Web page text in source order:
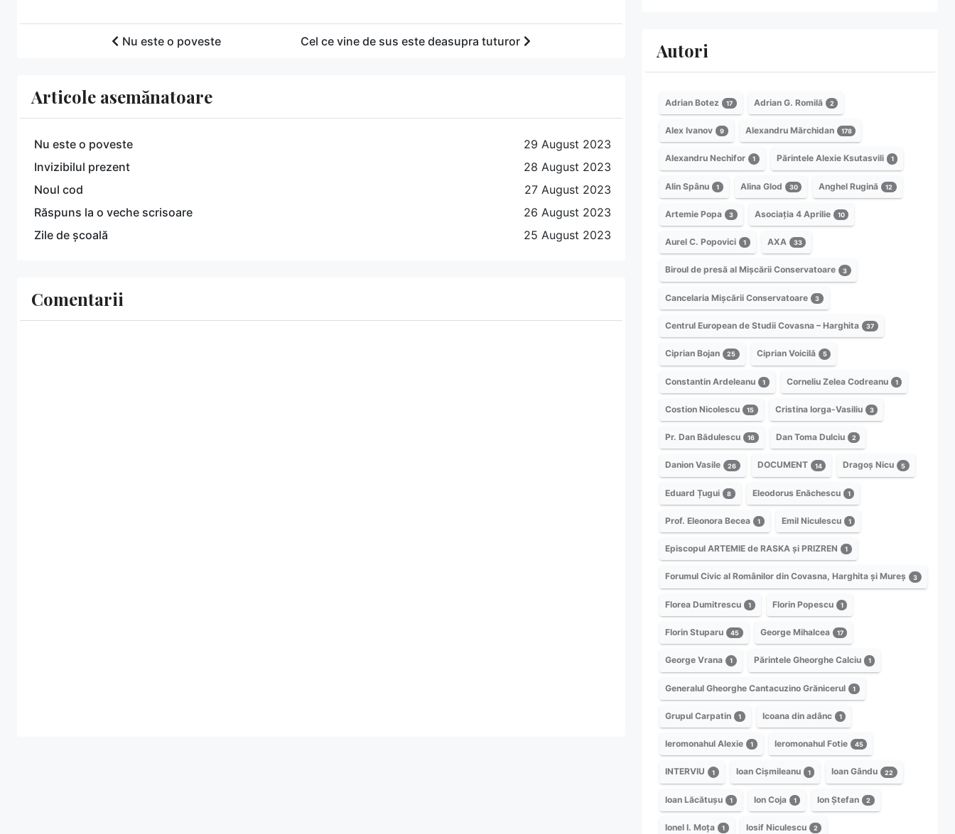
Nu este o poveste Cel ce vine de sus este deasupra tuturor
Articole asemănatoare
Nu este o poveste
29 August 2023
Invizibilul prezent
28 August 2023
Noul cod
27 August 2023
Răspuns la o veche scrisoare
26 August 2023
Zile de școală
25 August 2023
Comentarii
Autori
Adrian Botez 17 Adrian G. Romilă 2
Alex Ivanov 9 Alexandru Mărchidan 178
Alexandru Nechifor 1 Părintele Alexie Ksutasvili 1
Alin Spânu 1 Alina Glod 30 Anghel Rugină 12
Artemie Popa 3 Asociația 4 Aprilie 10
Aurel C. Popovici 1 AXA 33
Biroul de presă al Mișcării Conservatoare 3
Cancelaria Mișcării Conservatoare 3
Centrul European de Studii Covasna – Harghita 37
Ciprian Bojan 25 Ciprian Voicilă 5
Constantin Ardeleanu 1 Corneliu Zelea Codreanu 1
Costion Nicolescu 15 Cristina Iorga-Vasiliu 3
Pr. Dan Bădulescu 16 Dan Toma Dulciu 2
Danion Vasile 26 DOCUMENT 14 Dragoș Nicu 5
Eduard Țugui 8 Eleodorus Enăchescu 1
Prof. Eleonora Becea 1 Emil Niculescu 1
Episcopul ARTEMIE de RASKA și PRIZREN 1
Forumul Civic al Românilor din Covasna, Harghita și Mureș 3
Florea Dumitrescu 1 Florin Popescu 1
Florin Stuparu 45 George Mihalcea 17
George Vrana 1 Părintele Gheorghe Calciu 1
Generalul Gheorghe Cantacuzino Grănicerul 1
Grupul Carpatin 1 Icoana din adânc 1
Ieromonahul Alexie 1 Ieromonahul Fotie 45
INTERVIU 1 Ioan Cișmileanu 1 Ioan Gându 22
Ioan Lăcătușu 1 Ion Coja 1 Ion Ștefan 2
Ionel I. Moța 1 Iosif Niculescu 2